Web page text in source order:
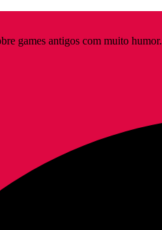
games antigos com muito humor.